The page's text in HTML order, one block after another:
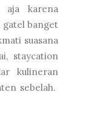
aja karena
gatel banget
suasana
staycation
kulineran
sebelah.